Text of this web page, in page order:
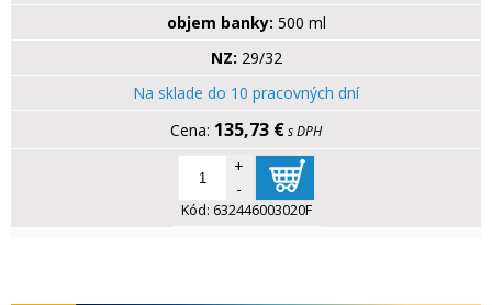
objem banky: 500 ml
NZ: 29/32
Na sklade do 10 pracovných dní
135,73 €s DPH
+
-
Kód: 632446003020F